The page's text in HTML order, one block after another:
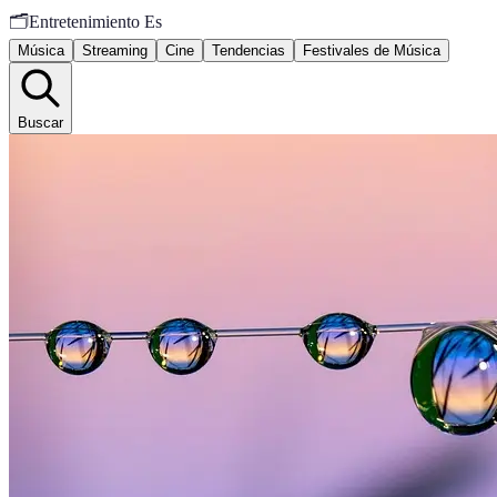
🗂️Entretenimiento Es
Música Streaming Cine Tendencias Festivales de Música
Buscar